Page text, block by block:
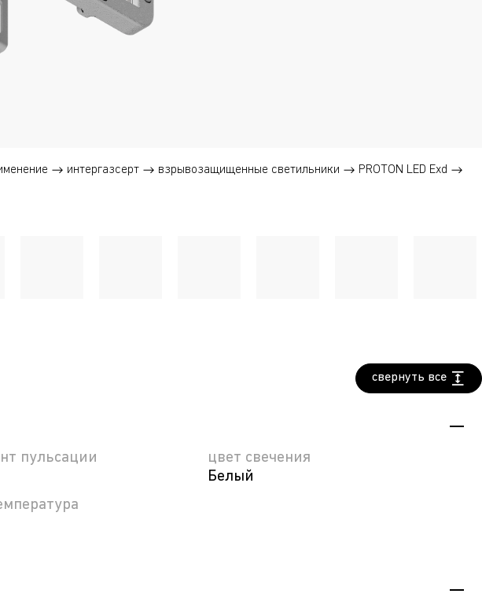
интергазсерт взрывозащищенные светильники
PROTON LED Exd
свернуть все
пульсации
цвет свечения
Белый